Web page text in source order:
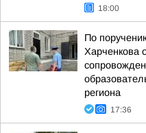
18:00
По
Харченкова
региона
17:36